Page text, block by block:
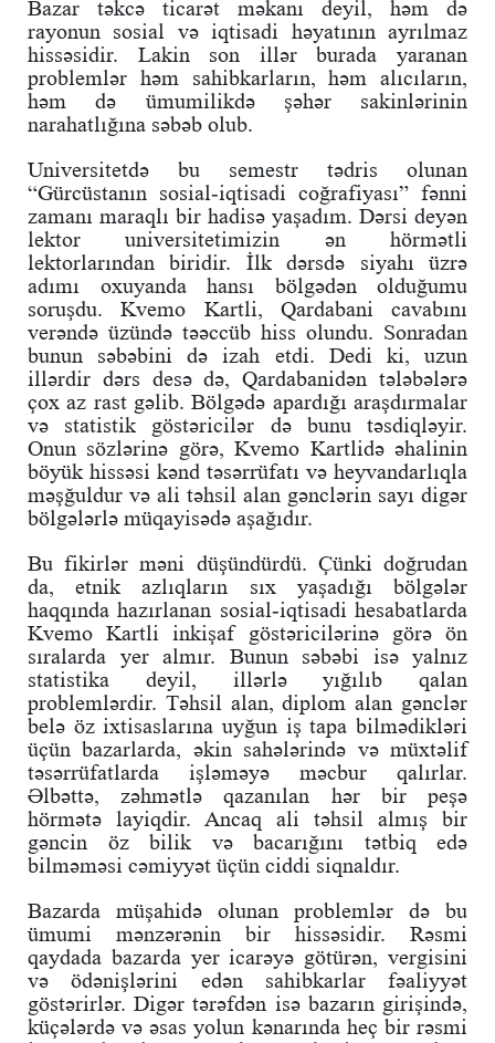
Bazar təkcə ticarət məkanı deyil, həm də
rayonun sosial və iqtisadi həyatının ayrılmaz
hissəsidir. Lakin son illər burada yaranan
problemlər həm sahibkarların, həm alıcıların,
həm də ümumilikdə şəhər sakinlərinin
narahatlığına səbəb olub.
Universitetdə bu semestr tədris olunan
“Gürcüstanın sosial-iqtisadi coğrafiyası” fənni
zamanı maraqlı bir hadisə yaşadım. Dərsi deyən
lektor universitetimizin ən hörmətli
lektorlarından biridir. İlk dərsdə siyahı üzrə
adımı oxuyanda hansı bölgədən olduğumu
soruşdu. Kvemo Kartli, Qardabani cavabını
verəndə üzündə təəccüb hiss olundu. Sonradan
bunun səbəbini də izah etdi. Dedi ki, uzun
illərdir dərs desə də, Qardabanidən tələbələrə
çox az rast gəlib. Bölgədə apardığı araşdırmalar
və statistik göstəricilər də bunu təsdiqləyir.
Onun sözlərinə görə, Kvemo Kartlidə əhalinin
böyük hissəsi kənd təsərrüfatı və heyvandarlıqla
məşğuldur və ali təhsil alan gənclərin sayı digər
bölgələrlə müqayisədə aşağıdır.
Bu fikirlər məni düşündürdü. Çünki doğrudan
da, etnik azlıqların sıx yaşadığı bölgələr
haqqında hazırlanan sosial-iqtisadi hesabatlarda
Kvemo Kartli inkişaf göstəricilərinə görə ön
sıralarda yer almır. Bunun səbəbi isə yalnız
statistika deyil, illərlə yığılıb qalan
problemlərdir. Təhsil alan, diplom alan gənclər
belə öz ixtisaslarına uyğun iş tapa bilmədikləri
üçün bazarlarda, əkin sahələrində və müxtəlif
təsərrüfatlarda işləməyə məcbur qalırlar.
Əlbəttə, zəhmətlə qazanılan hər bir peşə
hörmətə layiqdir. Ancaq ali təhsil almış bir
gəncin öz bilik və bacarığını tətbiq edə
bilməməsi cəmiyyət üçün ciddi siqnaldır.
Bazarda müşahidə olunan problemlər də bu
ümumi mənzərənin bir hissəsidir. Rəsmi
qaydada bazarda yer icarəyə götürən, vergisini
və ödənişlərini edən sahibkarlar fəaliyyət
göstərirlər. Digər tərəfdən isə bazarın girişində,
küçələrdə və əsas yolun kənarında heç bir rəsmi